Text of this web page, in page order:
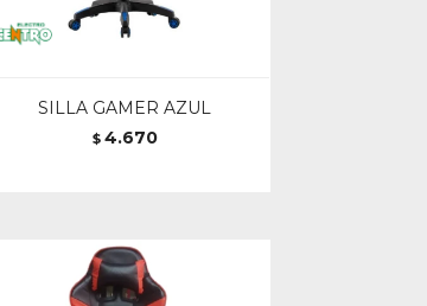
SILLA GAMER AZUL
$ 4.670